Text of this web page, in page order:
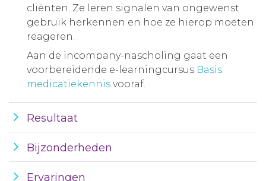
cliënten. Ze leren signalen van ongewenst
gebruik herkennen en hoe ze hierop moeten
reageren.
Aan de incompany-nascholing gaat een
voorbereidende e-learningcursus Basis
medicatiekennis vooraf.
Resultaat
Bijzonderheden
Ervaringen